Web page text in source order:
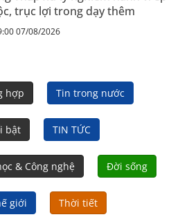
trục lợi trong dạy thêm
07/08/2026
hợp Tin trong nước
bật TIN TỨC
& Công nghệ Đời sống
giới Thời tiết